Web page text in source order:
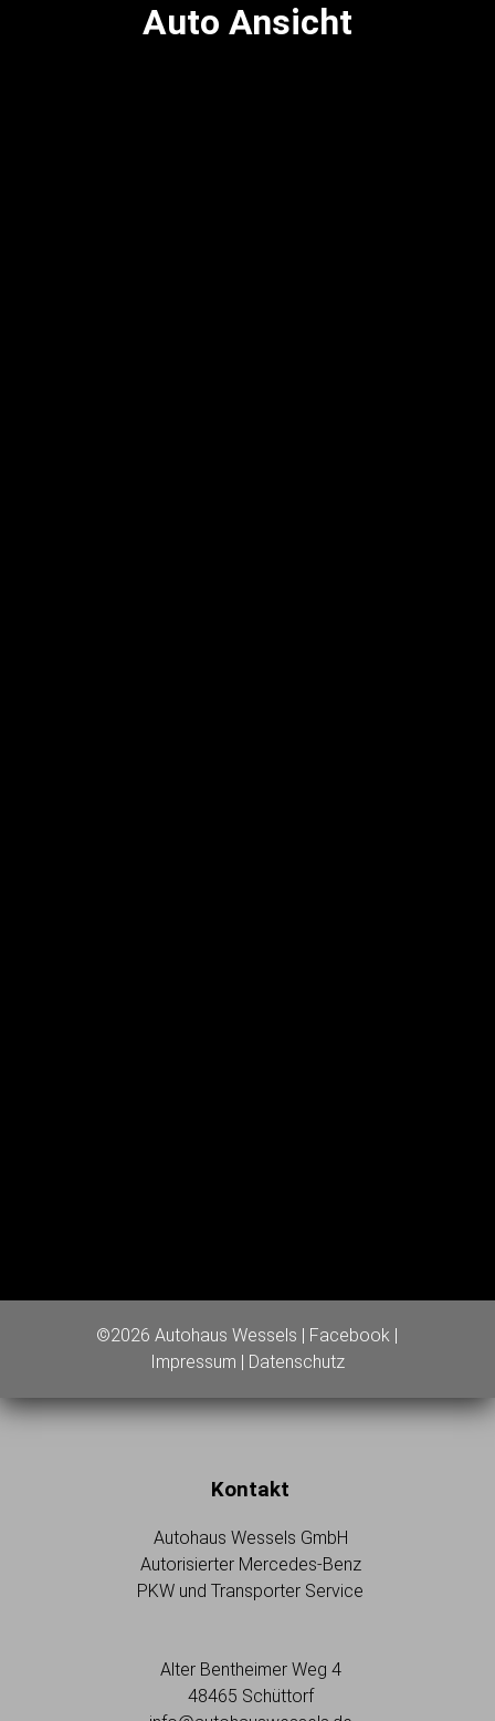
Auto Ansicht
©2026 Autohaus Wessels | Facebook |
Impressum | Datenschutz
Kontakt
Autohaus Wessels GmbH
Autorisierter Mercedes-Benz
PKW und Transporter Service
Alter Bentheimer Weg 4
48465 Schüttorf